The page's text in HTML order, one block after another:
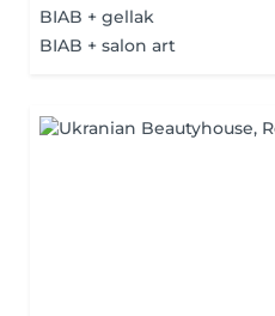
BIAB + gellak
BIAB + salon art